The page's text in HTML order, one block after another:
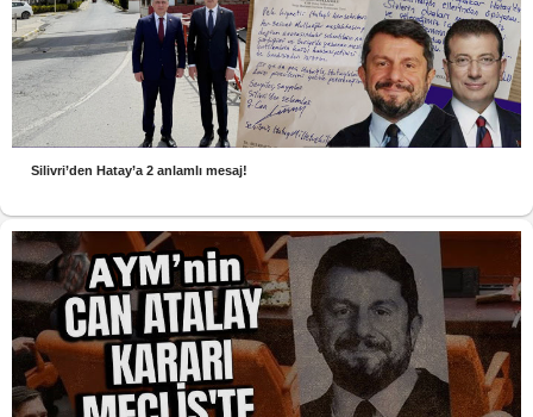
Silivri’den Hatay’a 2 anlamlı mesaj!